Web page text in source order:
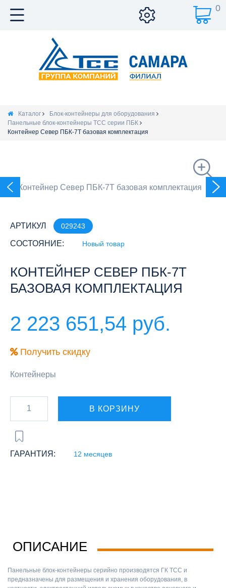
0
Каталог
Блок-контейнеры для оборудования
Панельные блок-контейнеры ТСС серии ПБК
Контейнер Север ПБК-7Т базовая комплектация
АРТИКУЛ 029243
СОСТОЯНИЕ: Новый товар
КОНТЕЙНЕР СЕВЕР ПБК-7Т
БАЗОВАЯ КОМПЛЕКТАЦИЯ
2 223 651,54 руб.
Получить скидку
Контейнеры
В КОРЗИНУ
ГАРАНТИЯ: 12 месяцев
ОПИСАНИЕ
Панельные блок-контейнеры серийно производятся ГК ТСС и
предназначены для размещения и хранения оборудования, в